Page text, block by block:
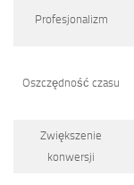
Profesjonalizm
Oszczędność czasu
Zwiększenie
konwersji